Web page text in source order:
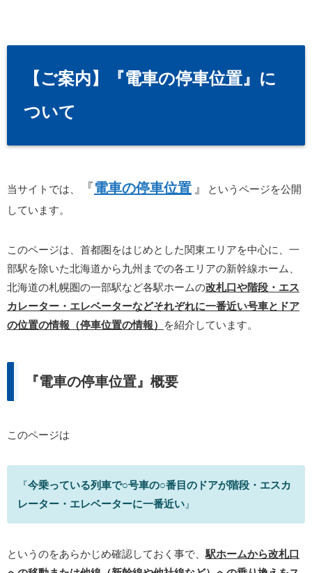
【ご案内】『電車の停車位置』に
ついて
当サイトでは、 『電車の停車位置 』
というページを公開
しています。
このページは、首都圏をはじめとした関東エリアを中心に、一
部駅を除いた北海道から九州までの各エリアの新幹線ホーム、
北海道の札幌圏の一部駅など各駅ホームの改札口や階段・エス
カレーター・エレベーターなどそれぞれに一番近い号車とドア
の位置の情報（停車位置の情報）
を紹介しています。
『電車の停車位置』概要
このページは
『今乗っている列車で○号車の○番目のドアが階段・エスカ
レーター・エレベーターに一番近い』
というのをあらかじめ確認しておく事で、駅ホームから改札口